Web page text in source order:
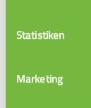
Statistiken
Marketing
Einführung